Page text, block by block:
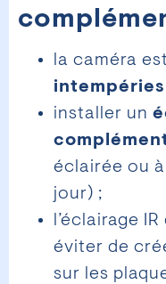
la caméra est
intempéries
installer un
éclairée ou
jour) ;
l’éclairage
éviter de
sur les